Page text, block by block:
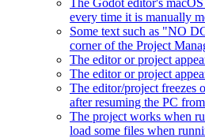
The Godot editor's
every time it is manually
Some text such as "NO
corner of the Project
The editor or project
The editor or project
The editor/project freezes
after resuming the PC
The project works when
load some files when